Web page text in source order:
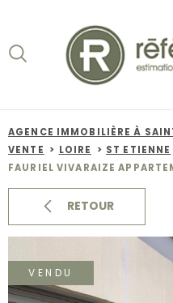
la
recherche
menu
principal
contenu
AGENCE IMMOBILIÈRE À
VENTE
LOIRE ST ETIENNE
FAURIEL VIVARAIZE
RETOUR
VENDU